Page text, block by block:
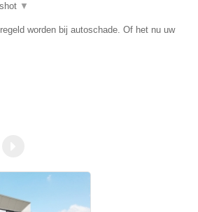
▼
worden bij autoschade. Of het nu uw